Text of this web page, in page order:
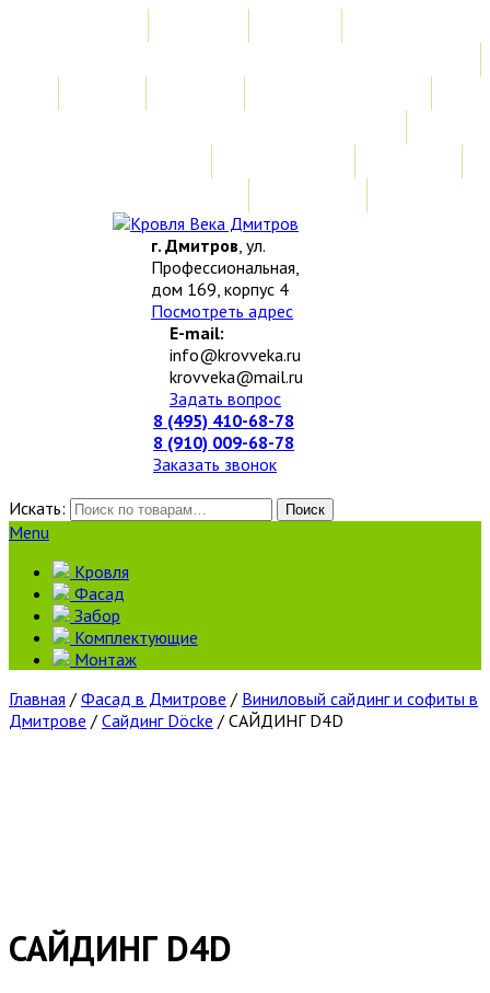
г. Дмитров, ул.
Профессиональная,
дом 169, корпус 4
Посмотреть адрес
E-mail:
info@krovveka.ru
krovveka@mail.ru
Задать вопрос
8 (495) 410-68-78
8 (910) 009-68-78
Заказать звонок
Искать:
Поиск
Menu
Кровля
Фасад
Забор
Комплектующие
Монтаж
Главная / Фасад в Дмитрове / Виниловый сайдинг и софиты в
Дмитрове / Сайдинг Döcke / САЙДИНГ D4D
САЙДИНГ D4D